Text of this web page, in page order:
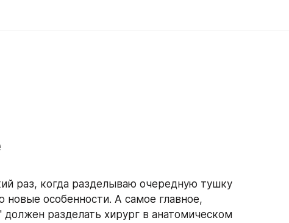
раз, когда разделываю очередную тушку
особенности. А самое главное,
разделать хирург в анатомическом